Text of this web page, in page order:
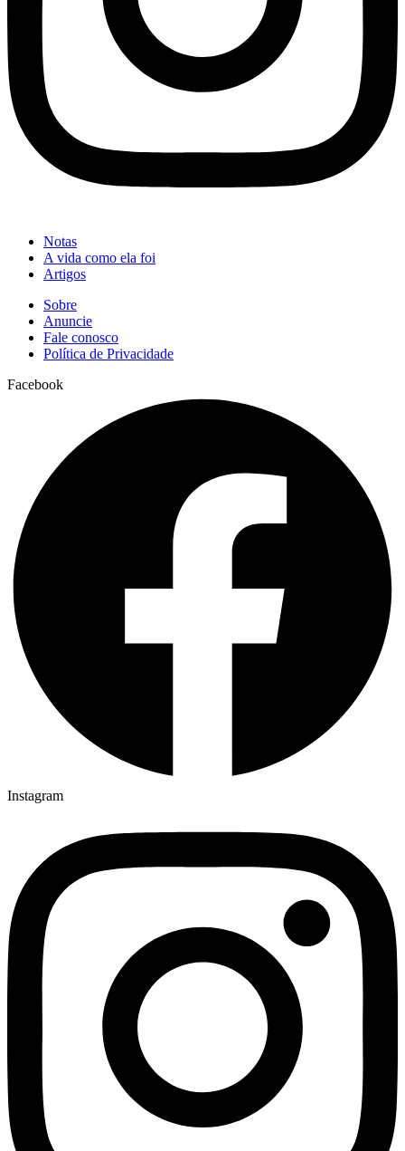
Notas
A vida como ela foi
Artigos
Sobre
Anuncie
Fale conosco
Política de Privacidade
Facebook
Instagram